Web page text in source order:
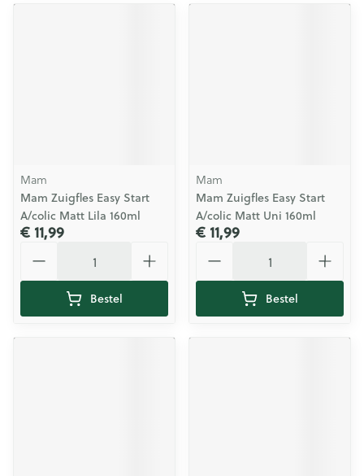
Mam
Mam Zuigfles Easy Start
A/colic Matt Lila 160ml
€ 11,99
Bestel
Mam
Mam Zuigfles Easy Start
A/colic Matt Uni 160ml
€ 11,99
Bestel